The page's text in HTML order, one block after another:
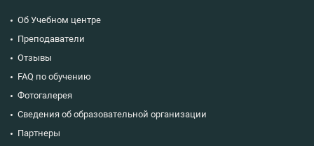
Об Учебном центре
Преподаватели
Отзывы
FAQ по обучению
Фотогалерея
Сведения об образовательной организации
Партнеры